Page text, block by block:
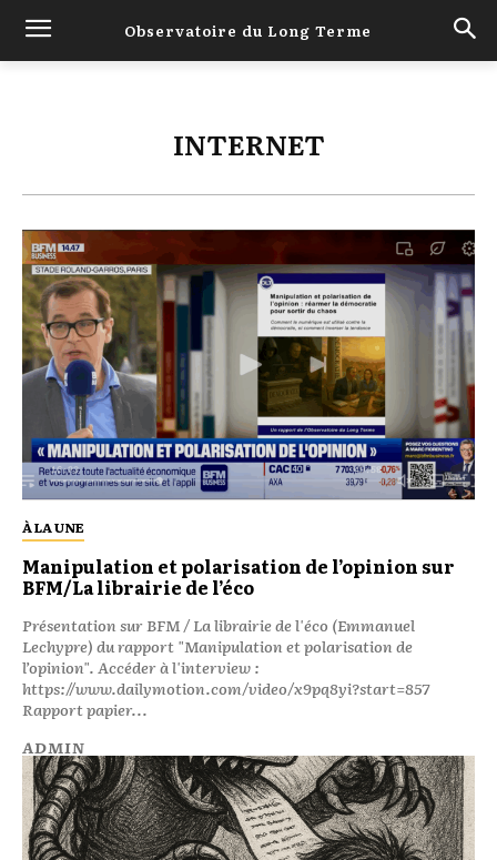
Observatoire du Long Terme
INTERNET
À LA UNE
Manipulation et polarisation de l’opinion sur
BFM/La librairie de l’éco
Présentation sur BFM / La librairie de l'éco (Emmanuel
Lechypre) du rapport "Manipulation et polarisation de
l’opinion". Accéder à l'interview :
https://www.dailymotion.com/video/x9pq8yi?start=857
Rapport papier...
ADMIN